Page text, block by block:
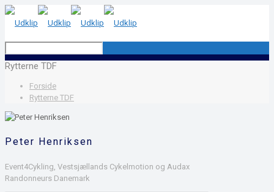
Rytterne TDF
Forside
Rytterne TDF
Peter Henriksen
Event4Cykling, Vestsjællands Cykelmotion og Audax
Randonneurs Danemark